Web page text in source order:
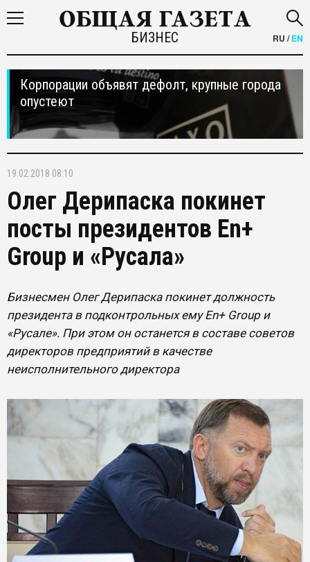
БИЗНЕС RU /EN
Корпорации объявят дефолт, крупные города
опустеют
19.02.2018 08:10
Олег Дерипаска покинет
посты президентов En+
Group и «Русала»
Бизнесмен Олег Дерипаска покинет должность
президента в подконтрольных ему En+ Group и
«Русале». При этом он останется в составе советов
директоров предприятий в качестве
неисполнительного директора